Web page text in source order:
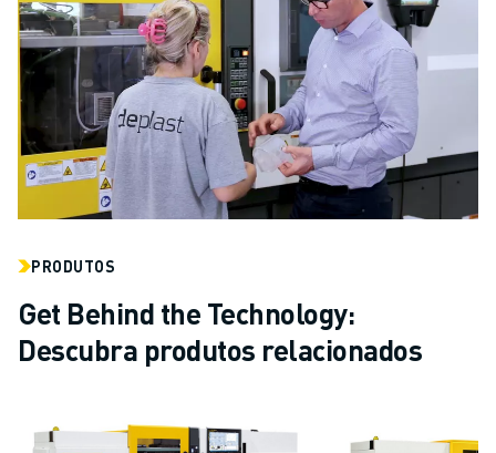
PRODUTOS
Get Behind the Technology:
Descubra produtos relacionados